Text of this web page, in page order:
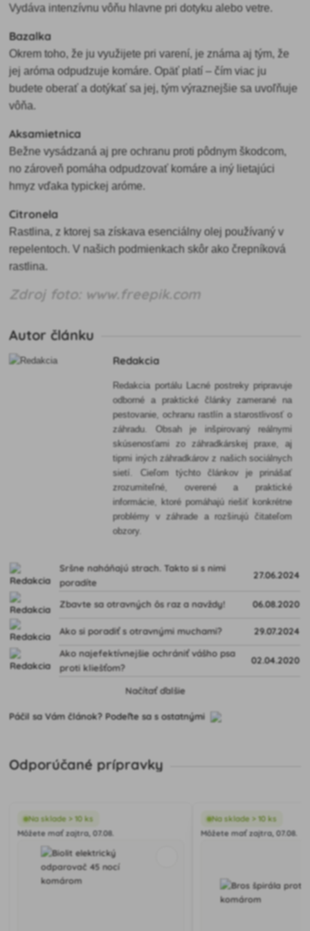
Vydáva intenzívnu vôňu hlavne pri dotyku alebo vetre.
Bazalka
Okrem toho, že ju využijete pri varení, je známa aj tým, že
jej aróma odpudzuje komáre. Opäť platí – čím viac ju
budete oberať a dotýkať sa jej, tým výraznejšie sa uvoľňuje
vôňa.
Aksamietnica
Bežne vysádzaná aj pre ochranu proti pôdnym škodcom,
no zároveň pomáha odpudzovať komáre a iný lietajúci
hmyz vďaka typickej aróme.
Citronela
Rastlina, z ktorej sa získava esenciálny olej používaný v
repelentoch. V našich podmienkach skôr ako črepníková
rastlina.
Zdroj foto: www.freepik.com
Autor článku
Redakcia
Redakcia portálu Lacné postreky pripravuje
odborné a praktické články zamerané na
pestovanie, ochranu rastlín a starostlivosť o
záhradu. Obsah je inšpirovaný reálnymi
skúsenosťami zo záhradkárskej praxe, aj
tipmi iných záhradkárov z našich sociálnych
sietí. Cieľom týchto článkov je prinášať
zrozumiteľné, overené a praktické
informácie, ktoré pomáhajú riešiť konkrétne
problémy v záhrade a rozširujú čitateľom
obzory.
Sršne naháňajú strach. Takto si s nimi
poradíte
27.06.2024
Zbavte sa otravných ôs raz a navždy! 06.08.2020
Ako si poradiť s otravnými muchami?
29.07.2024
Ako najefektívnejšie ochrániť vášho psa
proti kliešťom?
02.04.2020
Načítať ďalšie
Páčil sa Vám článok? Podeľte sa s ostatnými
Odporúčané prípravky
Na sklade > 10 ks
Môžete mať zajtra, 07.08.
Na sklade > 10 ks
Môžete mať zajtra, 07.08.